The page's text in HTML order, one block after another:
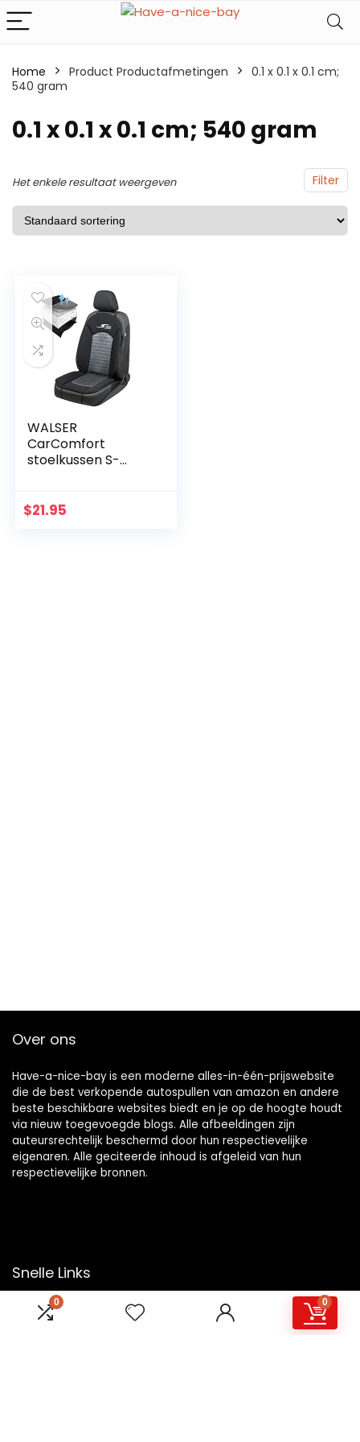
0 0
Home Product Productafmetingen
0.1 x 0.1 x 0.1 cm;
540 gram
0.1 x 0.1 x 0.1 cm; 540 gram
Filter
Het enkele resultaat weergeven
WALSER
CarComfort
stoelkussen S-
zitonderlegger,
$21.95
Over ons
Have-a-nice-bay is een moderne alles-in-één-prijswebsite
die de best verkopende autospullen van amazon en andere
beste beschikbare websites biedt en je op de hoogte houdt
via nieuw toegevoegde blogs. Alle afbeeldingen zijn
auteursrechtelijk beschermd door hun respectievelijke
eigenaren. Alle geciteerde inhoud is afgeleid van hun
respectievelijke bronnen.
Snelle Links
Home